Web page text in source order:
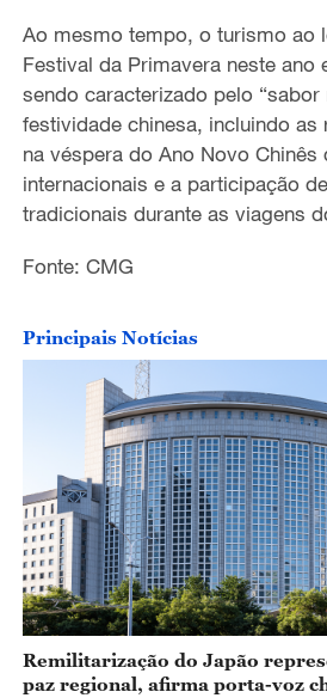
o
Ao mesmo tempo, o turismo ao
Festival da Primavera neste ano
sendo caracterizado pelo “sabor
festividade chinesa, incluindo as
na véspera do Ano Novo Chinês
internacionais e a participação
tradicionais durante as viagens
Fonte: CMG
Principais Notícias
Remilitarização do Japão
paz regional, afirma porta-voz